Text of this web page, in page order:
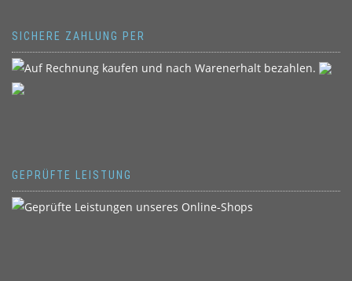
SICHERE ZAHLUNG PER
GEPRÜFTE LEISTUNG